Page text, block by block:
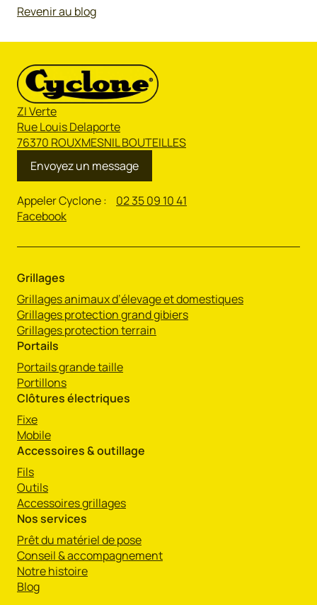
Revenir au blog
ZI Verte
Rue Louis Delaporte
76370 ROUXMESNIL BOUTEILLES
Envoyez un message
Appeler Cyclone : 02 35 09 10 41
Facebook
Grillages
Grillages animaux d’élevage et domestiques
Grillages protection grand gibiers
Grillages protection terrain
Portails
Portails grande taille
Portillons
Clôtures électriques
Fixe
Mobile
Accessoires & outillage
Fils
Outils
Accessoires grillages
Nos services
Prêt du matériel de pose
Conseil & accompagnement
Notre histoire
Blog